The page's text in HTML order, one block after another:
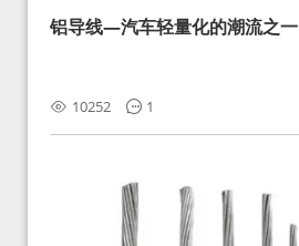
铝导线—汽车轻量化的潮流之一
10252 1